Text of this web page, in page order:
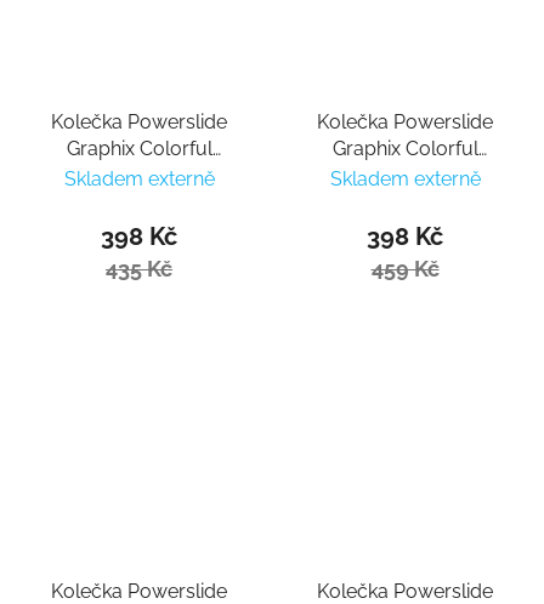
Kolečka Powerslide
Graphix Colorful
100mm/85a (1ks)
Skladem externě
398 Kč
435 Kč
Kolečka Powerslide
Graphix Colorful
110mm/85a (1ks)
Skladem externě
398 Kč
459 Kč
Kolečka Powerslide
Kolečka Powerslide